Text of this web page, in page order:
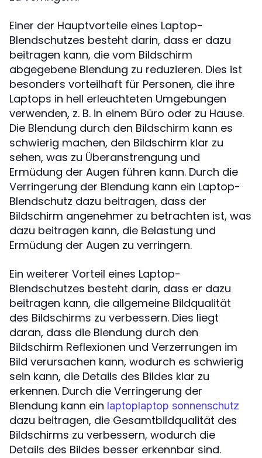
Einer der Hauptvorteile eines Laptop-
Blendschutzes besteht darin, dass er dazu
beitragen kann, die vom Bildschirm
abgegebene Blendung zu reduzieren. Dies ist
besonders vorteilhaft für Personen, die ihre
Laptops in hell erleuchteten Umgebungen
verwenden, z. B. in einem Büro oder zu Hause.
Die Blendung durch den Bildschirm kann es
schwierig machen, den Bildschirm klar zu
sehen, was zu Überanstrengung und
Ermüdung der Augen führen kann. Durch die
Verringerung der Blendung kann ein Laptop-
Blendschutz dazu beitragen, dass der
Bildschirm angenehmer zu betrachten ist, was
dazu beitragen kann, die Belastung und
Ermüdung der Augen zu verringern.
Ein weiterer Vorteil eines Laptop-
Blendschutzes besteht darin, dass er dazu
beitragen kann, die allgemeine Bildqualität
des Bildschirms zu verbessern. Dies liegt
daran, dass die Blendung durch den
Bildschirm Reflexionen und Verzerrungen im
Bild verursachen kann, wodurch es schwierig
sein kann, die Details des Bildes klar zu
erkennen. Durch die Verringerung der
Blendung kann ein laptoplaptop sonnenschutz
dazu beitragen, die Gesamtbildqualität des
Bildschirms zu verbessern, wodurch die
Details des Bildes besser erkennbar sind.